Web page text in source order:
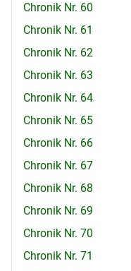
Chronik Nr. 60
Chronik Nr. 61
Chronik Nr. 62
Chronik Nr. 63
Chronik Nr. 64
Chronik Nr. 65
Chronik Nr. 66
Chronik Nr. 67
Chronik Nr. 68
Chronik Nr. 69
Chronik Nr. 70
Chronik Nr. 71